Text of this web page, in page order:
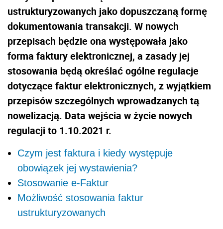
ustrukturyzowanych jako dopuszczaną formę
dokumentowania transakcji. W nowych
przepisach będzie ona występowała jako
forma faktury elektronicznej, a zasady jej
stosowania będą określać ogólne regulacje
dotyczące faktur elektronicznych, z wyjątkiem
przepisów szczególnych wprowadzanych tą
nowelizacją. Data wejścia w życie nowych
regulacji to 1.10.2021 r.
Czym jest faktura i kiedy występuje
obowiązek jej wystawienia?
Stosowanie e-Faktur
Możliwość stosowania faktur
ustrukturyzowanych